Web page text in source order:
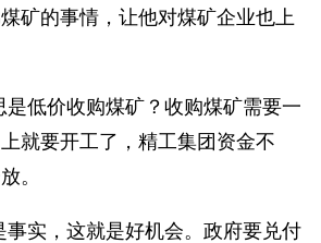
矿的事情，让他对煤矿企业也上
是低价收购煤矿？收购煤矿需要一
就要开工了，精工集团资金不
。
事实，这就是好机会。政府要兑付